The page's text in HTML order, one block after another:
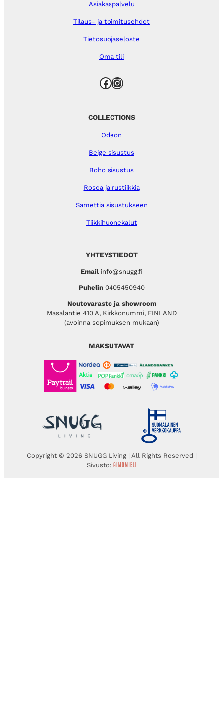
Asiakaspalvelu
Tilaus- ja toimitusehdot
Tietosuojaseloste
Oma tili
Facebook Instagram
YHTEYSTIEDOT
Emailinfo@snugg.fi
Puhelin 0405450940
Noutovarasto ja showroom
Masalantie 410 A, Kirkkonummi, FINLAND
(avoinna sopimuksen mukaan)
COLLECTIONS
Odeon
Beige sisustus
Boho sisustus
Rosoa ja rustiikkia
Samettia sisustukseen
Tiikkihuonekalut
MAKSUTAVAT
Copyright © 2026 SNUGG Living | All Rights Reserved |
Sivusto: